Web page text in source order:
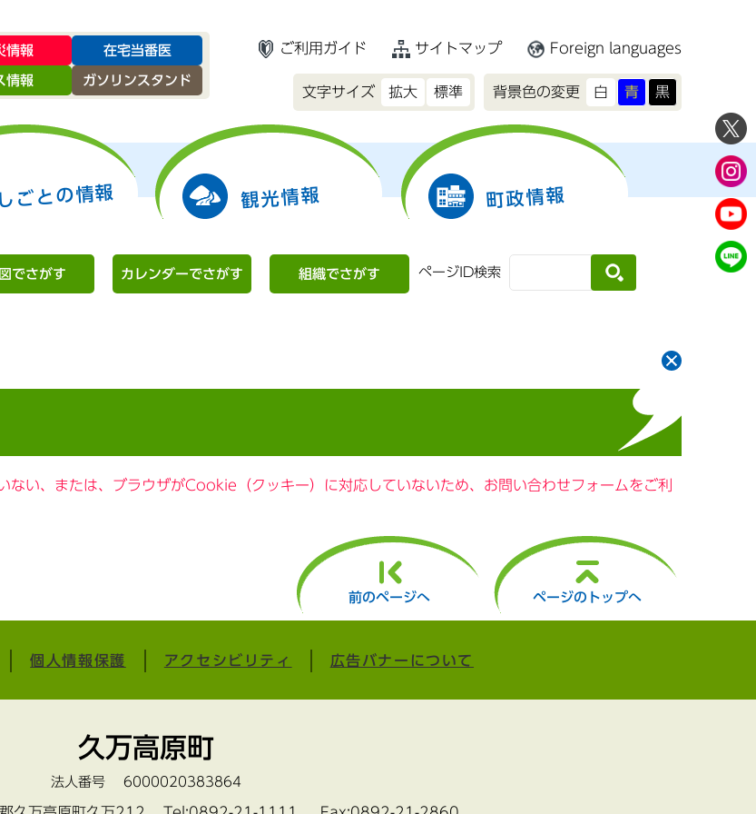
情報 在宅当番医
情報 ガソリンスタンド
ご利用ガイド サイトマップ Foreign languages
文字サイズ 拡大 標準 背景色の変更 白 青 黒
しごとの情報 観光情報 町政情報
でさがす カレンダーでさがす 組織でさがす ページID検索
い、または、ブラウザがCookie（クッキー）に対応していないため、お問い合わせフォームをご利
前のページへ ページのトップへ
個人情報保護 アクセシビリティ 広告バナーについて
久万高原町
法人番号 6000020383864